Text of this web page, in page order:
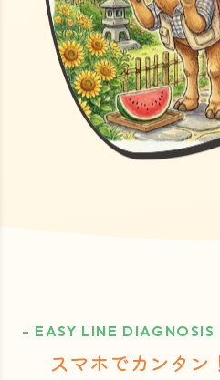
- EASY LINE DIAGNOSIS
スマホでカンタ